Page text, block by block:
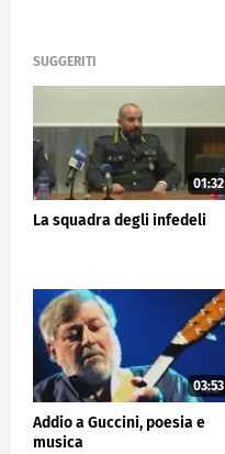
SUGGERITI
01:32
La squadra degli infedeli
03:53
Addio a Guccini, poesia e
musica